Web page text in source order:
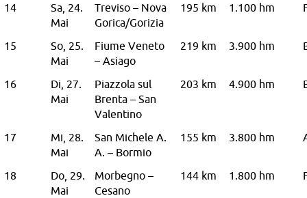
14
Sa, 24.
Mai
Treviso – Nova
Gorica/Gorizia
195 km 1.100 hm
15
So, 25.
Mai
Fiume Veneto
– Asiago
219 km 3.900 hm
16
Di, 27.
Mai
Piazzola sul
Brenta – San
Valentino
203 km 4.900 hm
17
Mi, 28.
Mai
San Michele A.
A. – Bormio
155 km 3.800 hm
18
Do, 29.
Mai
Morbegno –
Cesano
144 km 1.800 hm